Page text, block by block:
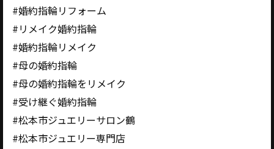
#婚約指輪リフォーム
#リメイク婚約指輪
#婚約指輪リメイク
#母の婚約指輪
#母の婚約指輪をリメイク
#受け継ぐ婚約指輪
#松本市ジュエリーサロン鶴
#松本市ジュエリー専門店